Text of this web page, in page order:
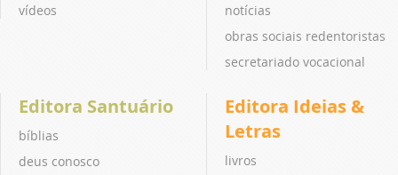
vídeos
notícias
obras sociais redentoristas
secretariado vocacional
Editora Santuário
bíblias
deus conosco
Editora Ideias &
Letras
livros